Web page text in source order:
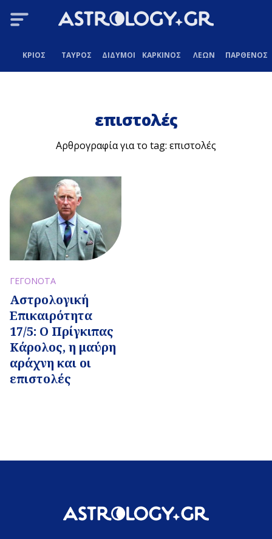
ΚΡΙΟΣ ΤΑΥΡΟΣ ΔΙΔΥΜΟΙ ΚΑΡΚΙΝΟΣ ΛΕΩΝ ΠΑΡΘΕΝΟΣ
επιστολές
Αρθρογραφία για το tag: επιστολές
ΓΕΓΟΝΟΤΑ
Αστρολογική
Επικαιρότητα
17/5: Ο Πρίγκιπας
Κάρολος, η μαύρη
αράχνη και οι
επιστολές